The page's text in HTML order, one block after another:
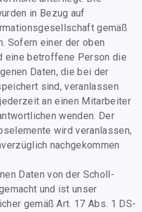
in Bezug auf
gemäß
Sofern einer der oben
eine betroffene Person die
Daten, die bei der
sind, veranlassen
an einen Mitarbeiter
wenden. Der
wird veranlassen,
nachgekommen
Daten von der Scholl-
und ist unser
gemäß Art. 17 Abs. 1 DS-